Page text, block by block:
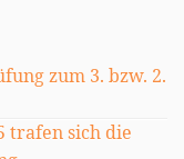
zum 3. bzw. 2.
trafen sich die